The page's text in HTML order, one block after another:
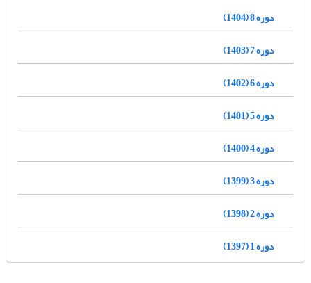
دوره 8 (1404)
دوره 7 (1403)
دوره 6 (1402)
دوره 5 (1401)
دوره 4 (1400)
دوره 3 (1399)
دوره 2 (1398)
دوره 1 (1397)